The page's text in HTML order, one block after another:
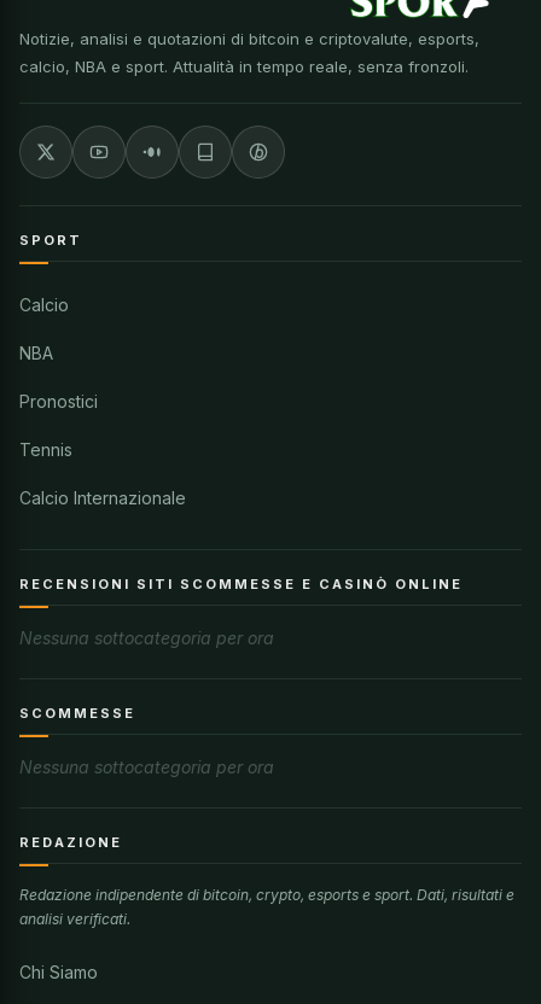
Notizie, analisi e quotazioni di bitcoin e criptovalute, esports,
calcio, NBA e sport. Attualità in tempo reale, senza fronzoli.
SPORT
Calcio
NBA
Pronostici
Tennis
Calcio Internazionale
RECENSIONI SITI SCOMMESSE E CASINÒ ONLINE
Nessuna sottocategoria per ora
SCOMMESSE
Nessuna sottocategoria per ora
REDAZIONE
Redazione indipendente di bitcoin, crypto, esports e sport. Dati, risultati e
analisi verificati.
Chi Siamo